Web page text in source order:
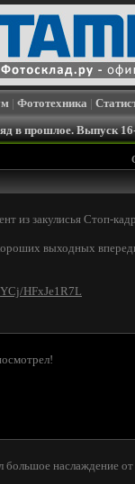
| Фототехника |
в прошлое. Выпуск
из закулисья Стоп-
выходных
HFxJe1R7L
наслаждение